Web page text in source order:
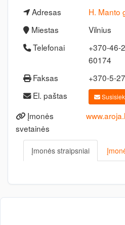
Adresas
H. Manto
Miestas
Vilnius
Telefonai
+370-46-
60174
Faksas
+370-5-
El. paštas
Įmonės
svetainės
Įmonės straipsniai